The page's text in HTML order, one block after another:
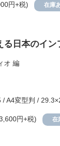
円+税) 在庫
る日本のイ
オ 編
A4変型判 /
円+税) 在